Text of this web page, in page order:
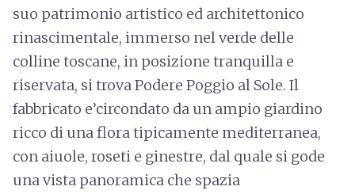
suo patrimonio artistico ed architettonico
rinascimentale, immerso nel verde delle
colline toscane, in posizione tranquilla e
riservata, si trova Podere Poggio al Sole. Il
fabbricato e’circondato da un ampio giardino
ricco di una flora tipicamente mediterranea,
con aiuole, roseti e ginestre, dal quale si gode
una vista panoramica che spazia